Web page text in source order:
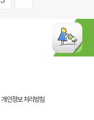
개인정보 처리방침